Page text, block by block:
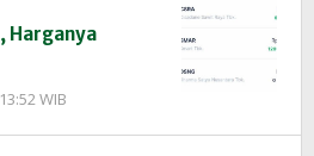
Harganya
WIB
InfoSAWIT